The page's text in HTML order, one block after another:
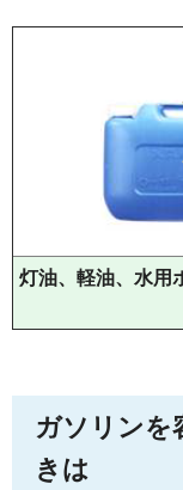
灯油、軽油、水用
ガソリンを
きは